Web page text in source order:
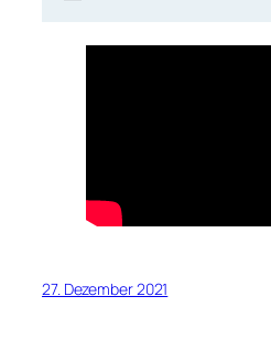
27. Dezember 2021